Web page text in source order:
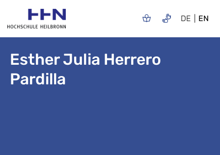
DE EN
Esther Julia Herrero
Pardilla